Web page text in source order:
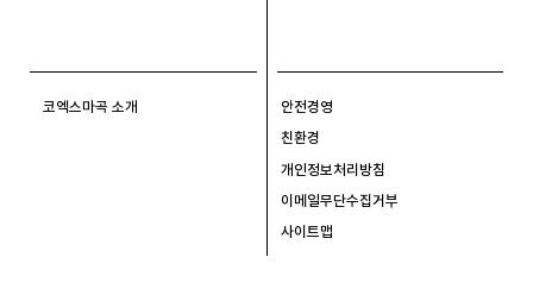
코엑스마곡 소개
안전경영
친환경
개인정보처리방침
이메일무단수집거부
사이트맵